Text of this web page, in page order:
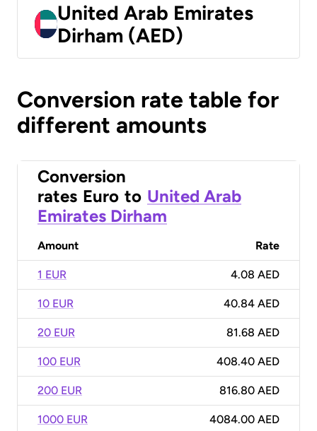
United Arab Emirates
Dirham (AED)
Conversion rate table for
different amounts
Conversion
rates Euro to United Arab
Emirates Dirham
Amount Rate
1 EUR 4.08 AED
10 EUR 40.84 AED
20 EUR 81.68 AED
100 EUR 408.40 AED
200 EUR 816.80 AED
1000 EUR 4084.00 AED